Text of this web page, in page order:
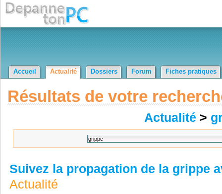
Accueil Actualité Dossiers Forum Fiches pratiques
Résultats de votre
Actualité >
Suivez la propagation de la grippe
Actualité